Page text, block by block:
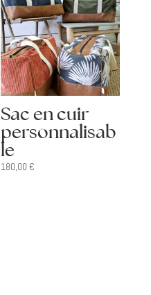
Sac en cuir
personnalisab
le
180,00€